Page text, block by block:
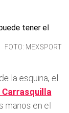
FOTO: MEXSPORT
la esquina, el
manos en el